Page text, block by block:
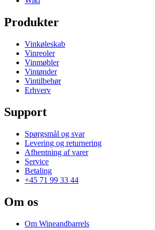
Produkter
Vinkøleskab
Vinreoler
Vinmøbler
Vintønder
Vintilbehør
Erhverv
Support
Spørgsmål og svar
Levering og returnering
Afhentning af varer
Service
Betaling
+45 71 99 33 44
Om os
Om Wineandbarrels